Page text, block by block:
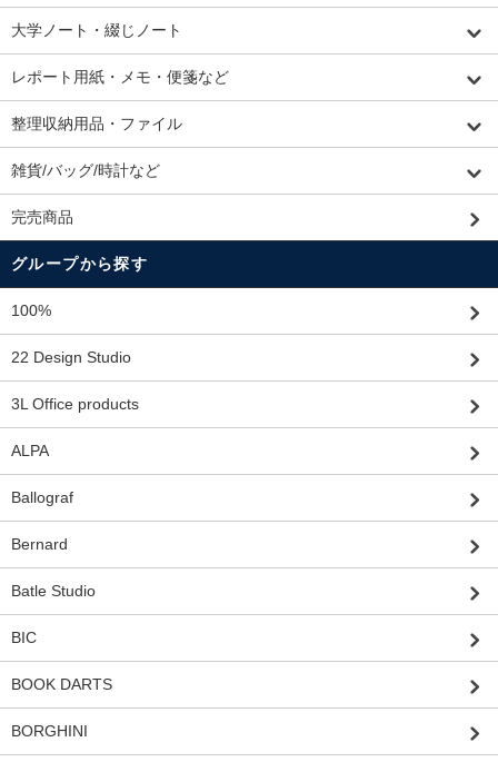
大学ノート・綴じノート
レポート用紙・メモ・便箋など
整理収納用品・ファイル
雑貨/バッグ/時計など
完売商品
グループから探す
100%
22 Design Studio
3L Office products
ALPA
Ballograf
Bernard
Batle Studio
BIC
BOOK DARTS
BORGHINI